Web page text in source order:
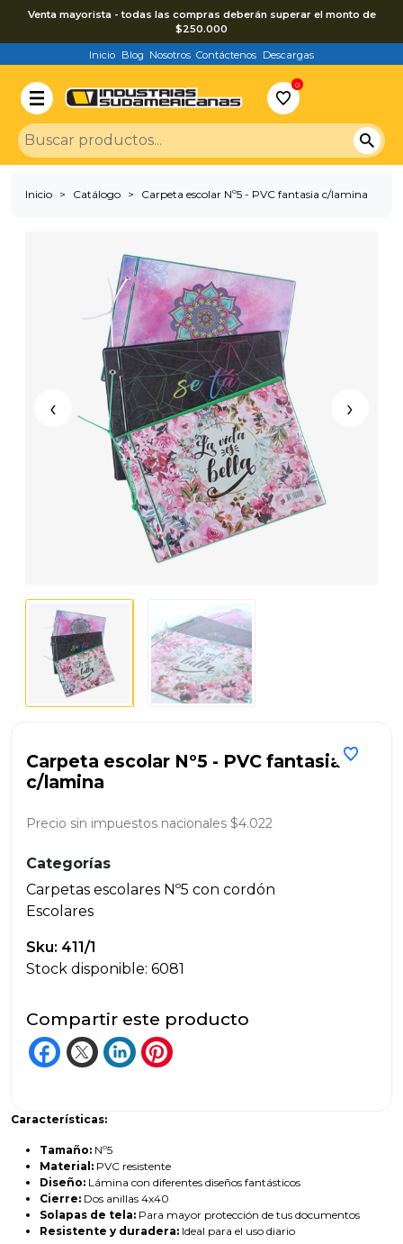
Venta mayorista - todas las compras deberán superar el monto de
$250.000
Inicio Blog Nosotros Contáctenos Descargas
0
Inicio Catálogo Carpeta escolar Nº5 - PVC fantasia c/lamina
‹ ›
Carpeta escolar Nº5 - PVC fantasia
c/lamina
Precio sin impuestos nacionales $4.022
Categorías
Carpetas escolares Nº5 con cordón
Escolares
Sku: 411/1
Stock disponible: 6081
Compartir este producto
Características:
Tamaño: Nº5
Material: PVC resistente
Diseño: Lámina con diferentes diseños fantásticos
Cierre: Dos anillas 4x40
Solapas de tela: Para mayor protección de tus documentos
Resistente y duradera: Ideal para el uso diario